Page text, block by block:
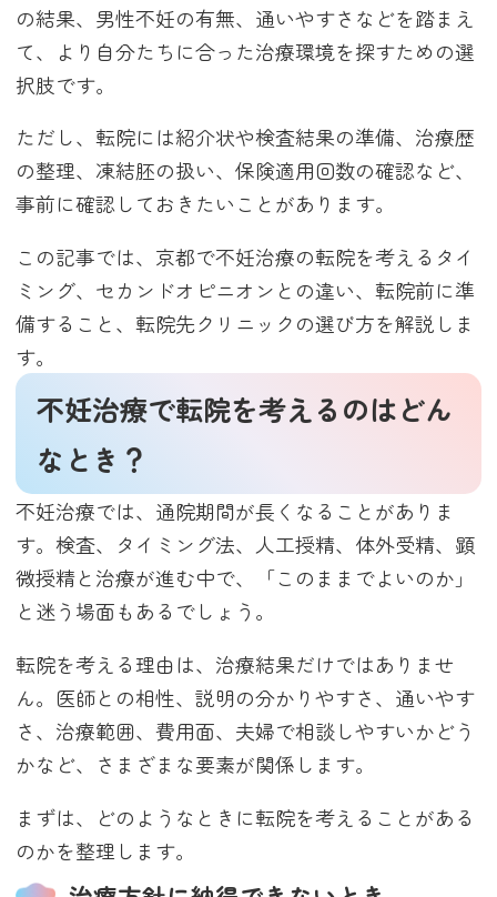
の結果、男性不妊の有無、通いやすさなどを踏まえ
て、より自分たちに合った治療環境を探すための選
択肢です。
ただし、転院には紹介状や検査結果の準備、治療歴
の整理、凍結胚の扱い、保険適用回数の確認など、
事前に確認しておきたいことがあります。
この記事では、京都で不妊治療の転院を考えるタイ
ミング、セカンドオピニオンとの違い、転院前に準
備すること、転院先クリニックの選び方を解説しま
す。
不妊治療で転院を考えるのはどん
なとき？
不妊治療では、通院期間が長くなることがありま
す。検査、タイミング法、人工授精、体外受精、顕
微授精と治療が進む中で、「このままでよいのか」
と迷う場面もあるでしょう。
転院を考える理由は、治療結果だけではありませ
ん。医師との相性、説明の分かりやすさ、通いやす
さ、治療範囲、費用面、夫婦で相談しやすいかどう
かなど、さまざまな要素が関係します。
まずは、どのようなときに転院を考えることがある
のかを整理します。